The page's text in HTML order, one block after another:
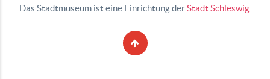
Das Stadtmuseum ist eine Einrichtung derStadt Schleswig.